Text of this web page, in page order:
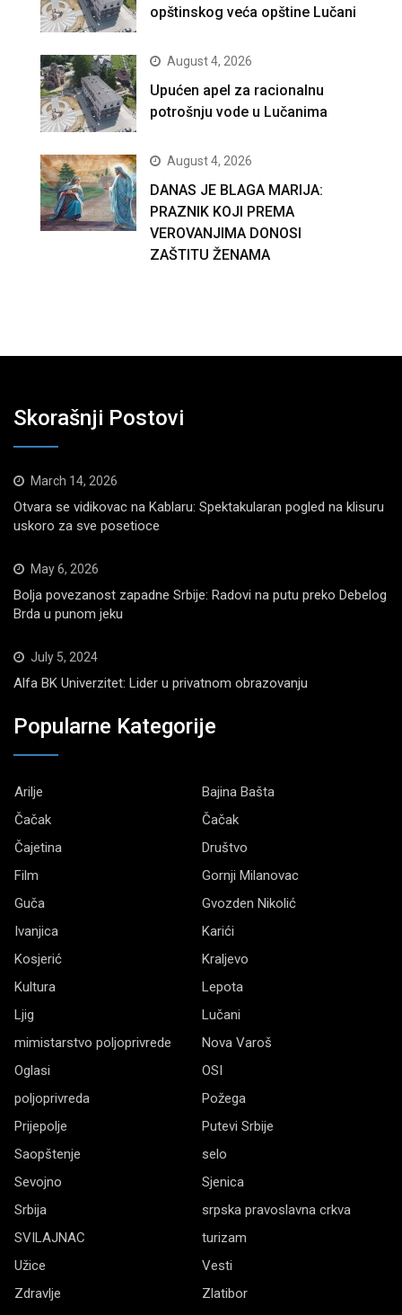
opštinskog veća opštine Lučani
August 4, 2026
Upućen apel za racionalnu
potrošnju vode u Lučanima
August 4, 2026
DANAS JE BLAGA MARIJA:
PRAZNIK KOJI PREMA
VEROVANJIMA DONOSI
ZAŠTITU ŽENAMA
Skorašnji Postovi
March 14, 2026
Otvara se vidikovac na Kablaru: Spektakularan pogled na klisuru
uskoro za sve posetioce
May 6, 2026
Bolja povezanost zapadne Srbije: Radovi na putu preko Debelog
Brda u punom jeku
July 5, 2024
Alfa BK Univerzitet: Lider u privatnom obrazovanju
Popularne Kategorije
Arilje
Bajina Bašta
Čačak
Čačak
Čajetina
Društvo
Film
Gornji Milanovac
Guča
Gvozden Nikolić
Ivanjica
Karići
Kosjerić
Kraljevo
Kultura
Lepota
Ljig
Lučani
mimistarstvo poljoprivrede
Nova Varoš
Oglasi
OSI
poljoprivreda
Požega
Prijepolje
Putevi Srbije
Saopštenje
selo
Sevojno
Sjenica
Srbija
srpska pravoslavna crkva
SVILAJNAC
turizam
Užice
Vesti
Zdravlje
Zlatibor